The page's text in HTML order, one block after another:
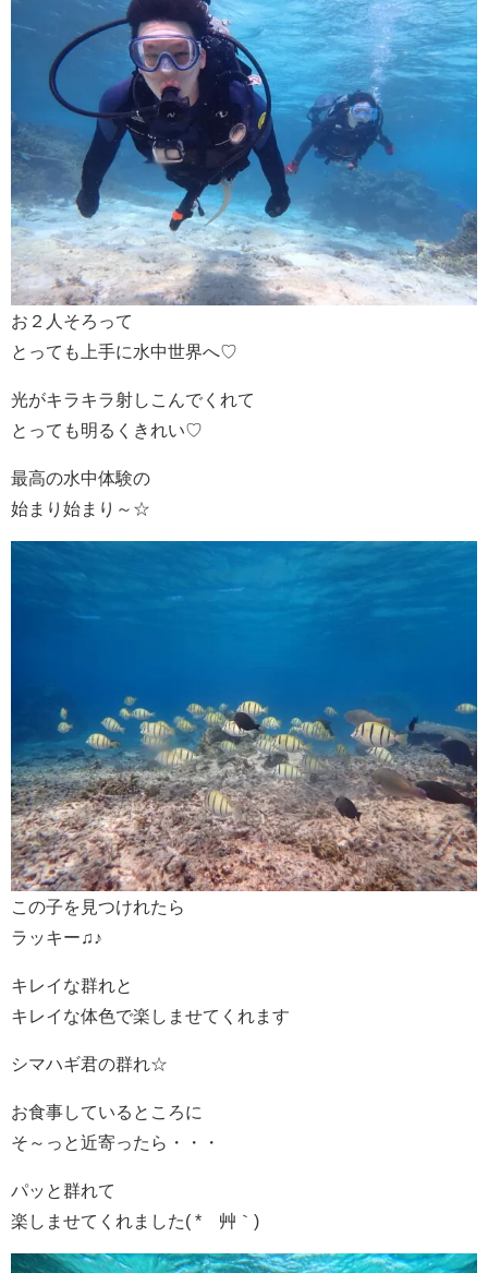
お２人そろって
とっても上手に水中世界へ♡
光がキラキラ射しこんでくれて
とっても明るくきれい♡
最高の水中体験の
始まり始まり～☆
この子を見つけれたら
ラッキー♫♪
キレイな群れと
キレイな体色で楽しませてくれます
シマハギ君の群れ☆
お食事しているところに
そ～っと近寄ったら・・・
パッと群れて
楽しませてくれました( *´艸｀)